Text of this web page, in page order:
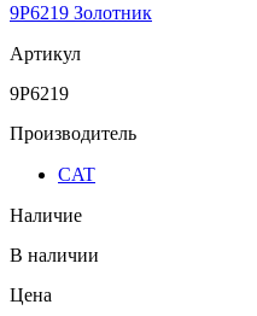
9P6219 Золотник
Артикул
9P6219
Производитель
CAT
Наличие
В наличии
Цена